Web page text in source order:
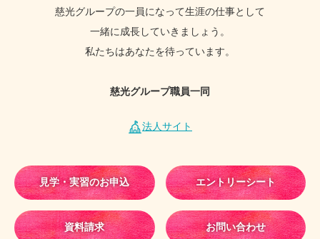
慈光グループの一員になって生涯の仕事として
一緒に成長していきましょう。
私たちはあなたを待っています。
慈光グループ職員一同
法人サイト
見学・実習のお申込 エントリーシート
資料請求 お問い合わせ